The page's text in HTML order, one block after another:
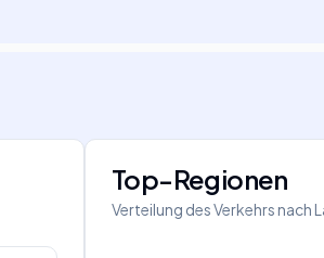
Top-Regionen
Verteilung des Verkehrs nach